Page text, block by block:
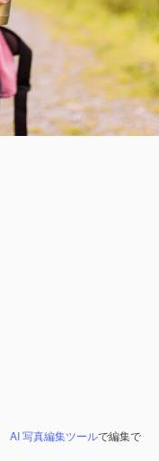
AI 写真編集ツールで編集で